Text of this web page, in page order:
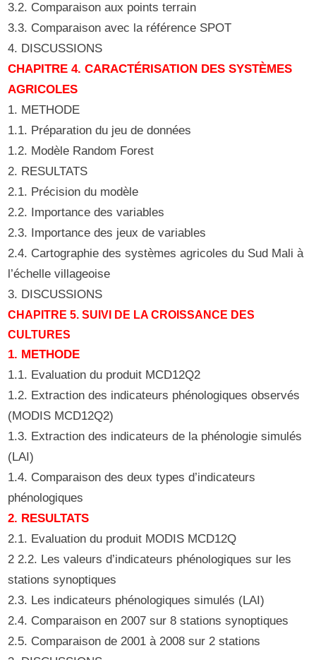
3.2. Comparaison aux points terrain
3.3. Comparaison avec la référence SPOT
4. DISCUSSIONS
CHAPITRE 4. CARACTÉRISATION DES SYSTÈMES
AGRICOLES
1. METHODE
1.1. Préparation du jeu de données
1.2. Modèle Random Forest
2. RESULTATS
2.1. Précision du modèle
2.2. Importance des variables
2.3. Importance des jeux de variables
2.4. Cartographie des systèmes agricoles du Sud Mali à
l’échelle villageoise
3. DISCUSSIONS
CHAPITRE 5. SUIVI DE LA CROISSANCE DES
CULTURES
1. METHODE
1.1. Evaluation du produit MCD12Q2
1.2. Extraction des indicateurs phénologiques observés
(MODIS MCD12Q2)
1.3. Extraction des indicateurs de la phénologie simulés
(LAI)
1.4. Comparaison des deux types d’indicateurs
phénologiques
2. RESULTATS
2.1. Evaluation du produit MODIS MCD12Q
2 2.2. Les valeurs d’indicateurs phénologiques sur les
stations synoptiques
2.3. Les indicateurs phénologiques simulés (LAI)
2.4. Comparaison en 2007 sur 8 stations synoptiques
2.5. Comparaison de 2001 à 2008 sur 2 stations